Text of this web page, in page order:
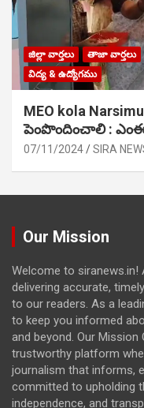
జిల్లా వార్తలు తాజా వార్తలు
విద్య & ఉద్యోగము
MEO kola
పెంపొందించాలి :
07/11/2024 SIRA
Our Mission
Welcome to siranews.in!
delivering accurate,
to our readers. As a
to keep you informed
and beyond. Our
trustworthy platform
journalism that informs,
committed to upholding
independence, and